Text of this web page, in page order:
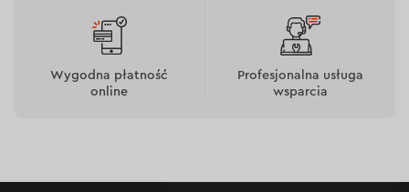
Wygodna płatność
online
Profesjonalna usługa
wsparcia